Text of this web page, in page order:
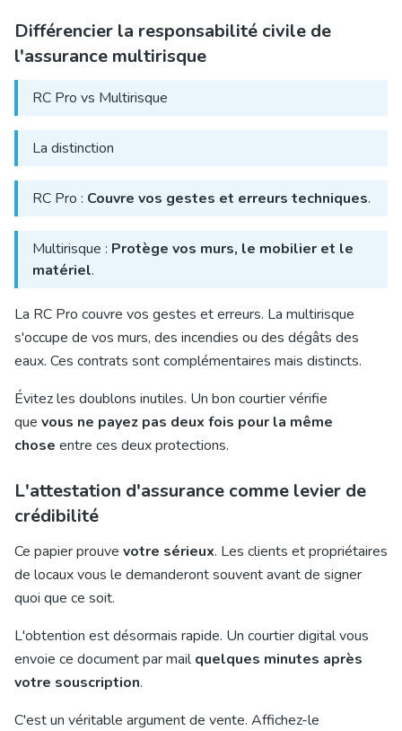
Différencier la responsabilité civile de
l'assurance multirisque
RC Pro vs Multirisque
La distinction
RC Pro : Couvre vos gestes et erreurs techniques.
Multirisque : Protège vos murs, le mobilier et le
matériel.
La RC Pro couvre vos gestes et erreurs. La multirisque
s'occupe de vos murs, des incendies ou des dégâts des
eaux. Ces contrats sont complémentaires mais distincts.
Évitez les doublons inutiles. Un bon courtier vérifie
que vous ne payez pas deux fois pour la même
chose entre ces deux protections.
L'attestation d'assurance comme levier de
crédibilité
Ce papier prouve votre sérieux. Les clients et propriétaires
de locaux vous le demanderont souvent avant de signer
quoi que ce soit.
L'obtention est désormais rapide. Un courtier digital vous
envoie ce document par mailquelques minutes après
votre souscription.
C'est un véritable argument de vente. Affichez-le